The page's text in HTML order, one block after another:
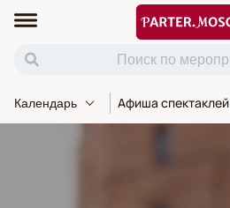
Календарь Афиша спектаклей